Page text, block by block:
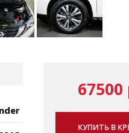
67500
КУПИТЬ В